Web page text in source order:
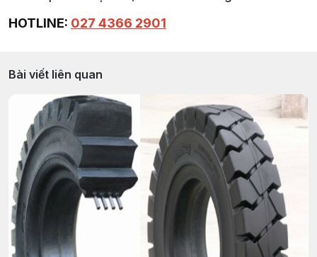
HOTLINE: 027 4366 2901
Bài viết liên quan